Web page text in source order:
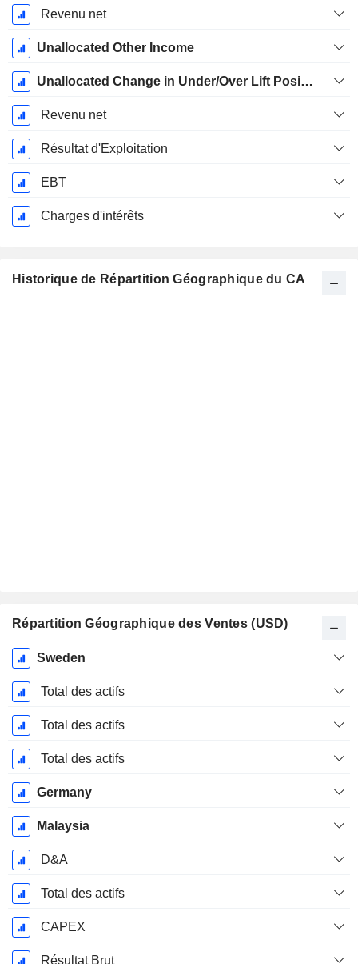
Revenu net
Unallocated Other Income
Unallocated Change in Under/Over Lift Position
Revenu net
Résultat d'Exploitation
EBT
Charges d'intérêts
Historique de Répartition Géographique du CA
Répartition Géographique des Ventes (USD)
Période
Fiscale:
Décembre
Sweden
Total des actifs
Total des actifs
Total des actifs
Germany
Malaysia
D&A
Total des actifs
CAPEX
Résultat Brut